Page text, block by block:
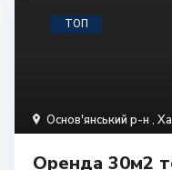
Основ'янський р-н ,
ТОП
Оренда 30м2